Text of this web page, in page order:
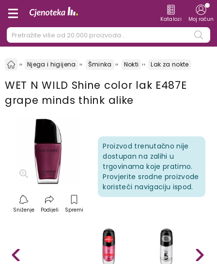
Katalozi Moj račun
Njega i higijena Šminka Nokti Lak za nokte
WET N WILD Shine color lak E487E
grape minds think alike
Sniženje Podijeli Spremi
Proizvod trenutačno nije
dostupan na zalihi u
trgovinama koje pratimo.
Provjerite srodne proizvode
koristeći navigaciju ispod.